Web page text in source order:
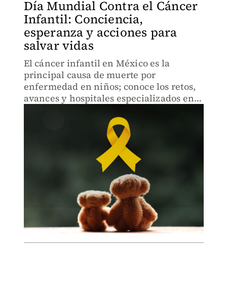
Día Mundial Contra el Cáncer
Infantil: Conciencia,
esperanza y acciones para
salvar vidas
El cáncer infantil en México es la
principal causa de muerte por
enfermedad en niños; conoce los retos,
avances y hospitales especializados en
Mundial Contra el Cáncer Infantil.